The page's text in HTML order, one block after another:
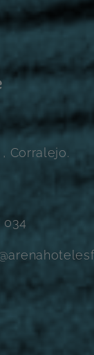
Corralejo.
034